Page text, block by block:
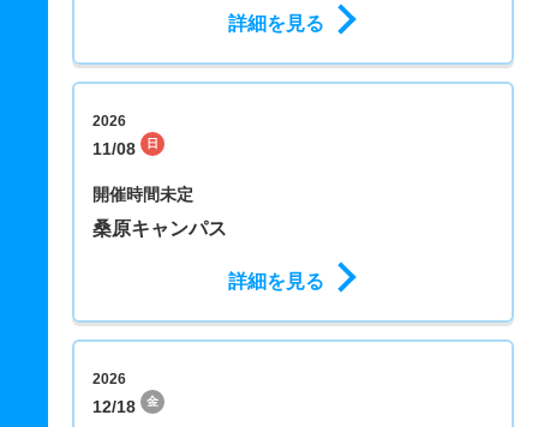
詳細を見る
2026
11/08 日
開催時間未定
桑原キャンパス
詳細を見る
2026
12/18 金